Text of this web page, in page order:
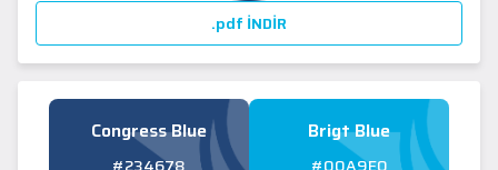
.pdf İNDİR
Congress Blue Brigt Blue